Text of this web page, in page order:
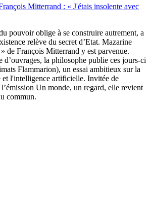
Mitterrand : « J'étais insolente avec
pouvoir oblige à se construire autrement, a
relève du secret d’Etat. Mazarine
de François Mitterrand y est parvenue.
d’ouvrages, la philosophe publie ces jours-ci
Flammarion), un essai ambitieux sur la
et l'intelligence artificielle. Invitée de
Un monde, un regard, elle revient
commun.